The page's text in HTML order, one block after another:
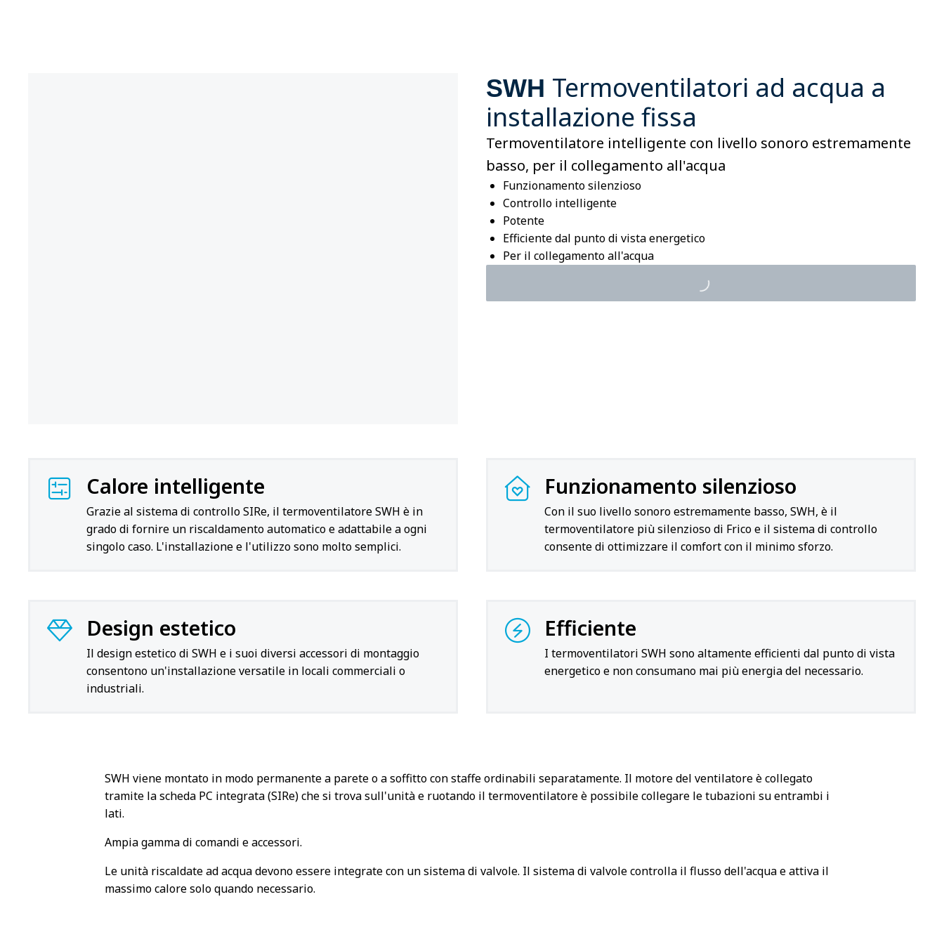
SWH Termoventilatori ad acqua a
installazione fissa
Termoventilatore intelligente con livello sonoro estremamente
basso, per il collegamento all'acqua
Funzionamento silenzioso
Controllo intelligente
Potente
Efficiente dal punto di vista energetico
Per il collegamento all'acqua
Calore intelligente
Grazie al sistema di controllo SIRe, il termoventilatore SWH è in
grado di fornire un riscaldamento automatico e adattabile a ogni
singolo caso. L'installazione e l'utilizzo sono molto semplici.
Funzionamento silenzioso
Con il suo livello sonoro estremamente basso, SWH, è il
termoventilatore più silenzioso di Frico e il sistema di controllo
consente di ottimizzare il comfort con il minimo sforzo.
Design estetico
Il design estetico di SWH e i suoi diversi accessori di montaggio
consentono un'installazione versatile in locali commerciali o
industriali.
Efficiente
I termoventilatori SWH sono altamente efficienti dal punto di vista
energetico e non consumano mai più energia del necessario.
SWH viene montato in modo permanente a parete o a soffitto con staffe ordinabili separatamente. Il motore del ventilatore è collegato
tramite la scheda PC integrata (SIRe) che si trova sull'unità e ruotando il termoventilatore è possibile collegare le tubazioni su entrambi i
lati.
Ampia gamma di comandi e accessori.
Le unità riscaldate ad acqua devono essere integrate con un sistema di valvole. Il sistema di valvole controlla il flusso dell'acqua e attiva il
massimo calore solo quando necessario.